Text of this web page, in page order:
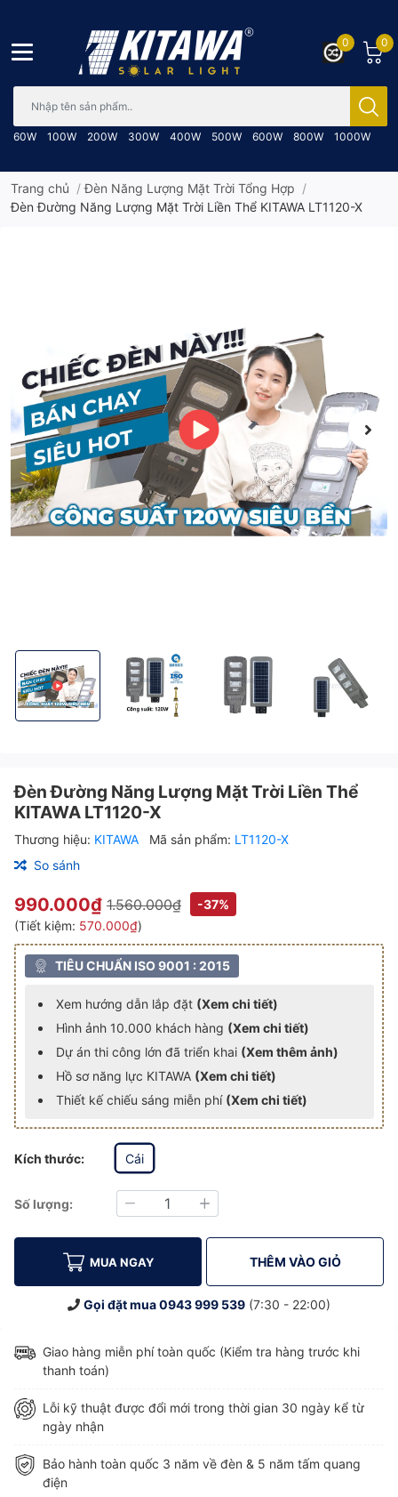
60W 100W 200W 300W 400W 500W 600W 800W 1000W
0
0
Trang chủ /Đèn Năng Lượng Mặt Trời Tổng Hợp /
Đèn Đường Năng Lượng Mặt Trời Liền Thể KITAWA LT1120-X
Đèn Đường Năng Lượng Mặt Trời Liền Thể KITAWA LT1120-X
Đèn Đường Năng Lượng Mặt Trời Liền Thể
Đèn Đường Năng Lượng Mặt
Đèn Đường
Đèn Đường Năng Lượng Mặt Trời Liền Thể
KITAWA LT1120-X
Thương hiệu: KITAWA Mã sản phẩm: LT1120-X
So sánh
990.000₫ 1.560.000₫
-37%
(Tiết kiệm: 570.000₫)
TIÊU CHUẨN ISO 9001 : 2015
Xem hướng dẫn lắp đặt (Xem chi tiết)
Hình ảnh 10.000 khách hàng (Xem chi tiết)
Dự án thi công lớn đã triển khai (Xem thêm ảnh)
Hồ sơ năng lực KITAWA (Xem chi tiết)
Thiết kế chiếu sáng miễn phí (Xem chi tiết)
Kích thước: Cái
Số lượng:
Giảm Tăng
MUA NGAY THÊM VÀO GIỎ
Gọi đặt mua0943 999 539 (7:30 - 22:00)
Giao hàng miễn phí toàn quốc (Kiểm tra hàng trước khi
thanh toán)
Lỗi kỹ thuật được đổi mới trong thời gian 30 ngày kể từ
ngày nhận
Bảo hành toàn quốc 3 năm về đèn & 5 năm tấm quang
điện